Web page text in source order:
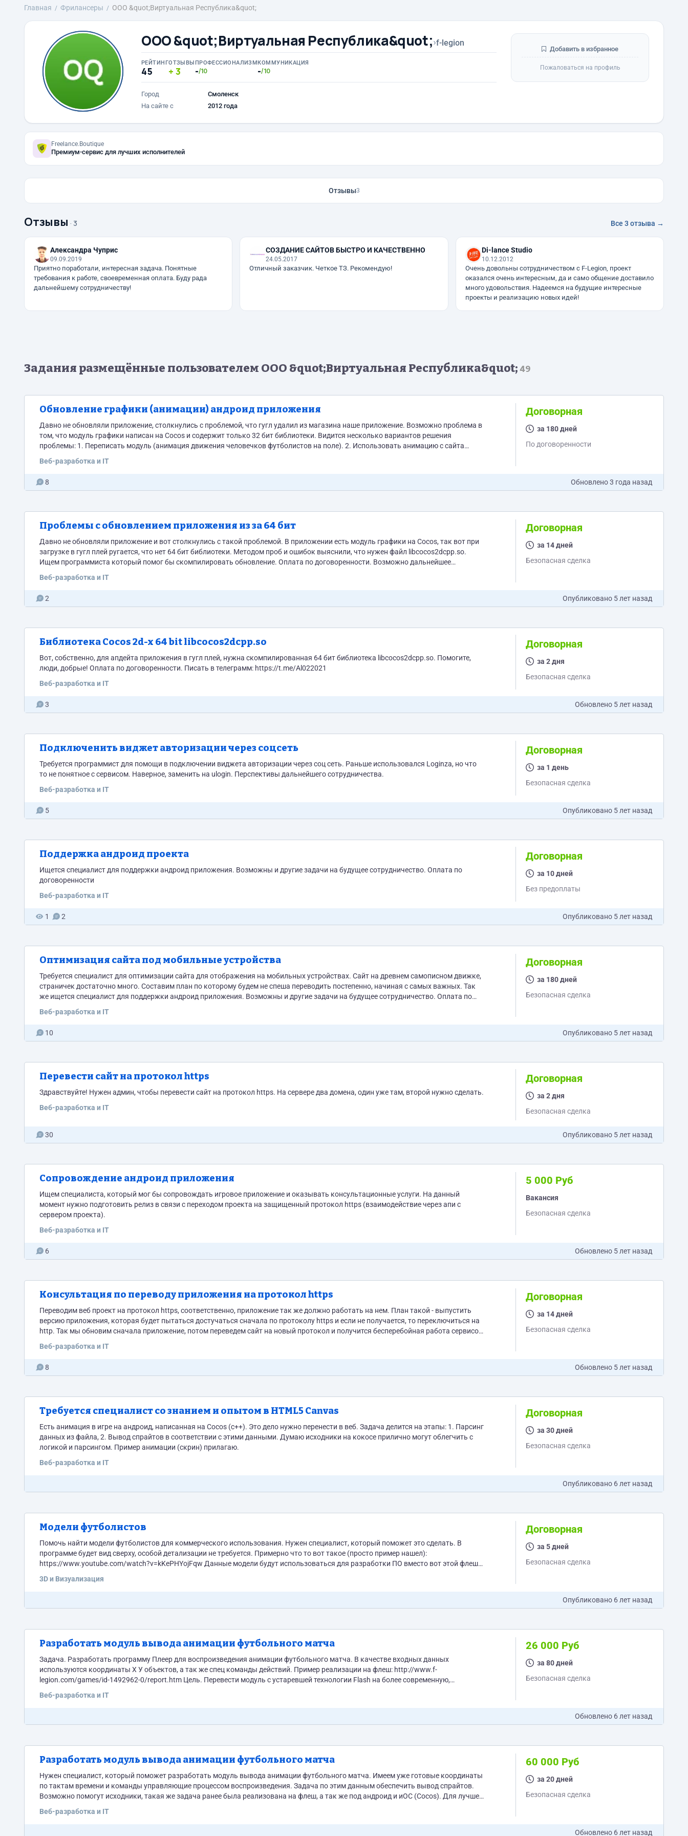
Главная Фрилансеры ООО &quot;Виртуальная Республика&quot;
ООО &quot;Виртуальная Республика&quot;›f-legion
РЕЙТИНГ
45
ОТЗЫВЫ
3
ПРОФЕССИОНАЛИЗМ
-/10
КОММУНИКАЦИЯ
-/10
Город
Смоленск
На сайте с
2012 года
Добавить в избранное
Пожаловаться на профиль
Freelance.Boutique
Премиум-сервис для лучших исполнителей
Отзывы3
Отзывы · 3 Все 3 отзыва →
Александра Чуприс
09.09.2019
Приятно поработали, интересная задача. Понятные
требования к работе, своевременная оплата. Буду рада
дальнейшему сотрудничеству!
СОЗДАНИЕ САЙТОВ БЫСТРО И КАЧЕСТВЕННО
24.05.2017
Отличный заказчик. Четкое ТЗ. Рекомендую!
Di-lance Studio
10.12.2012
Очень довольны сотрудничеством с F-Legion, проект
оказался очень интересным, да и само общение доставило
много удовольствия. Надеемся на будущие интересные
проекты и реализацию новых идей!
Задания размещённые пользователем ООО &quot;Виртуальная Республика&quot;49
Обновление графики (анимации) андроид приложения
Давно не обновляли приложение, столкнулись с проблемой, что гугл удалил из магазина наше приложение. Возможно проблема в
том, что модуль графики написан на Cocos и содержит только 32 бит библиотеки. Видится несколько вариантов решения
проблемы: 1. Переписать модуль (анимация движения человечков футболистов на поле). 2. Использовать анимацию с сайта
Веб-разработка и IT
Договорная
за 180 дней
По договоренности
8 Обновлено3 года назад
Проблемы с обновлением приложения из за 64 бит
Давно не обновляли приложение и вот столкнулись с такой проблемой. В приложении есть модуль графики на Cocos, так вот при
загрузке в гугл плей ругается, что нет 64 бит библиотеки. Методом проб и ошибок выяснили, что нужен файл libcocos2dcpp.so.
Ищем программиста который помог бы скомпилировать обновление. Оплата по договоренности. Возможно дальнейшее
Веб-разработка и IT
Договорная
за 14 дней
Безопасная сделка
2 Опубликовано 5 лет назад
Библиотека Cocos 2d-x 64 bit libcocos2dcpp.so
Вот, собственно, для апдейта приложения в гугл плей, нужна скомпилированная 64 бит библиотека libcocos2dcpp.so. Помогите,
люди, добрые! Оплата по договоренности. Писать в телеграмм: https://t.me/Al022021
Веб-разработка и IT
Договорная
за 2 дня
Безопасная сделка
3 Обновлено 5 лет назад
Подключенить виджет авторизации через соцсеть
Требуется программист для помощи в подключении виджета авторизации через соц сеть. Раньше использовался Loginza, но что
то не понятное с сервисом. Наверное, заменить на ulogin. Перспективы дальнейшего сотрудничества.
Веб-разработка и IT
Договорная
за 1 день
Безопасная сделка
5 Опубликовано 5 лет назад
Поддержка андроид проекта
Ищется специалист для поддержки андроид приложения. Возможны и другие задачи на будущее сотрудничество. Оплата по
договоренности
Веб-разработка и IT
Договорная
за 10 дней
Без предоплаты
1 2 Опубликовано 5 лет назад
Оптимизация сайта под мобильные устройства
Требуется специалист для оптимизации сайта для отображения на мобильных устройствах. Сайт на древнем самописном движке,
страничек достаточно много. Составим план по которому будем не спеша переводить постепенно, начиная с самых важных. Так
же ищется специалист для поддержки андроид приложения. Возможны и другие задачи на будущее сотрудничество. Оплата по
Веб-разработка и IT
Договорная
за 180 дней
Безопасная сделка
10 Опубликовано 5 лет назад
Перевести сайт на протокол https
Здравствуйте! Нужен админ, чтобы перевести сайт на протокол https. На сервере два домена, один уже там, второй нужно сделать.
Веб-разработка и IT
Договорная
за 2 дня
Безопасная сделка
30 Опубликовано 5 лет назад
Сопровождение андроид приложения
Ищем специалиста, который мог бы сопровождать игровое приложение и оказывать консультационные услуги. На данный
момент нужно подготовить релиз в связи с переходом проекта на защищенный протокол https (взаимодействие через апи с
сервером проекта).
Веб-разработка и IT
5 000 Руб
Вакансия
Безопасная сделка
6 Обновлено 5 лет назад
Консультация по переводу приложения на протокол https
Переводим веб проект на протокол https, соответственно, приложение так же должно работать на нем. План такой - выпустить
версию приложения, которая будет пытаться достучаться сначала по протоколу https и если не получается, то переключиться на
http. Так мы обновим сначала приложение, потом переведем сайт на новый протокол и получится бесперебойная работа сервисов.
Веб-разработка и IT
Договорная
за 14 дней
Безопасная сделка
8 Обновлено 5 лет назад
Требуется специалист со знанием и опытом в HTML5 Canvas
Есть анимация в игре на андроид, написанная на Cocos (с++). Это дело нужно перенести в веб. Задача делится на этапы: 1. Парсинг
данных из файла, 2. Вывод спрайтов в соответствии с этими данными. Думаю исходники на кокосе прилично могут облегчить с
логикой и парсингом. Пример анимации (скрин) прилагаю.
Веб-разработка и IT
Договорная
за 30 дней
Безопасная сделка
Опубликовано 6 лет назад
Модели футболистов
Помочь найти модели футболистов для коммерческого использования. Нужен специалист, который поможет это сделать. В
программе будет вид сверху, особой детализации не требуется. Примерно что то вот такое (просто пример нашел):
https://www.youtube.com/watch?v=kKePHYojFqw Данные модели будут использоваться для разработки ПО вместо вот этой флеш
3D и Визуализация
Договорная
за 5 дней
Безопасная сделка
Опубликовано 6 лет назад
Разработать модуль вывода анимации футбольного матча
Задача. Разработать программу Плеер для воспроизведения анимации футбольного матча. В качестве входных данных
используются координаты Х У объектов, а так же спец команды действий. Пример реализации на флеш: http://www.f-
legion.com/games/id-1492962-0/report.htm Цель. Перевести модуль с устаревшей технологии Flash на более современную,
бинарного файла. 2. Формирование движений игроков, вывод информации и проекции...
Веб-разработка и IT
26 000 Руб
за 80 дней
Безопасная сделка
Обновлено 6 лет назад
Разработать модуль вывода анимации футбольного матча
Нужен специалист, который поможет разработать модуль вывода анимации футбольного матча. Имеем уже готовые координаты
по тактам времени и команды управляющие процессом воспроизведения. Задача по этим данным обеспечить вывод спрайтов.
Возможно помогут исходники, такая же задача ранее была реализована на флеш, а так же под андроид и иОС (Cocos). Для лучше
Веб-разработка и IT
60 000 Руб
за 20 дней
Безопасная сделка
Обновлено 6 лет назад